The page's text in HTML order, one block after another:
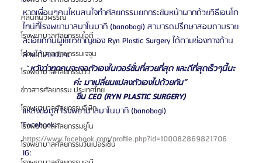
คลินิกผิวพรรณ
โรงพยาบาลศัลยกรรมไอดี
โรงพยาบาลศัลยกรรมเจจุน
โรงพยาบาลศัลยกรรมวิว
ข่าวสารศัลยกรรม ประเทศไทย
โรงพยาบาลศัลยกรรมอีพิก
โรงพยาบาลศัลยกรรมยูโน
โรงพยาบาลศัลยกรรมวันเปอร์เซ็น
หากเพื่อนๆคนไหนสนใจทำศัลยกรรมยกกระชับหน้าผากด้วยวิธีเอนโด
ไทน์ที่โรงพยาบาลบาโนบากิ (banobagi) สามารถปรึกษาสอบถามราย
ละเอียดกับผู้เชี่ยวชาญของ Ryn Plastic Surgery ได้ตามช่องทางด้าน
ล่างได้เลยนะคะ
“หวังว่าทุกคนจะเจอตัวเองในเวอร์ชั่นที่สวยที่สุด และดีที่สุดเร็วๆนี้นะ
ค่ะ มาเปลี่ยนแปลงตัวเองไปด้วยกัน”
ซีน CEO (RYN PLASTIC SURGERY)
แหล่งข้อมูล โรงพยาบาลบาโนบากิ (banobagi)
Facebook:
https://www.facebook.com/profile.php?id=100082869821706
IG: